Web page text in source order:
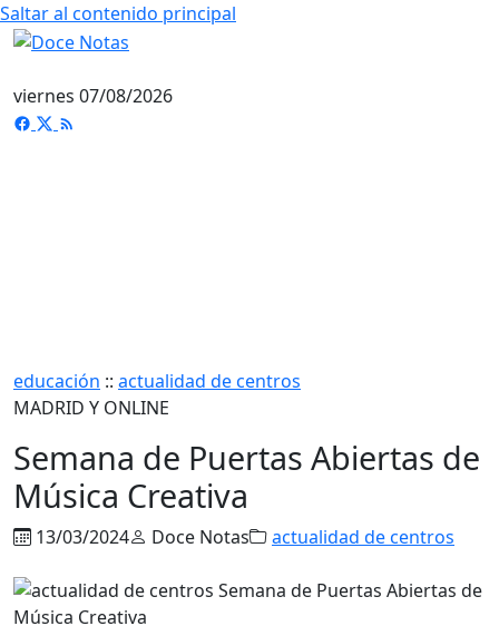
Saltar al contenido principal
viernes 07/08/2026
educación :: actualidad de centros
MADRID Y ONLINE
Semana de Puertas Abiertas de
Música Creativa
13/03/2024 Doce Notas actualidad de centros